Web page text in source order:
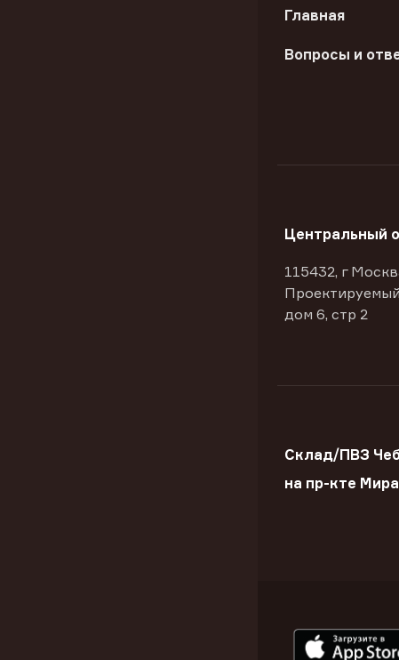
Главная
Вопросы и
Центральный
115432, г
дом 6, стр 2
Склад/ПВЗ
на пр-кте Мира